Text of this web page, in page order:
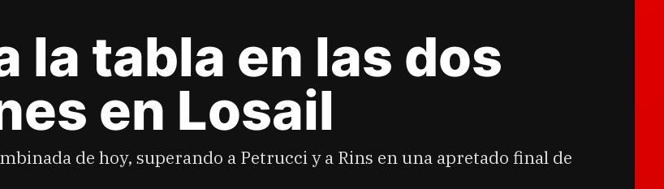
la tabla en las dos
en Losail
de hoy, superando a Petrucci y a Rins en una apretado final de